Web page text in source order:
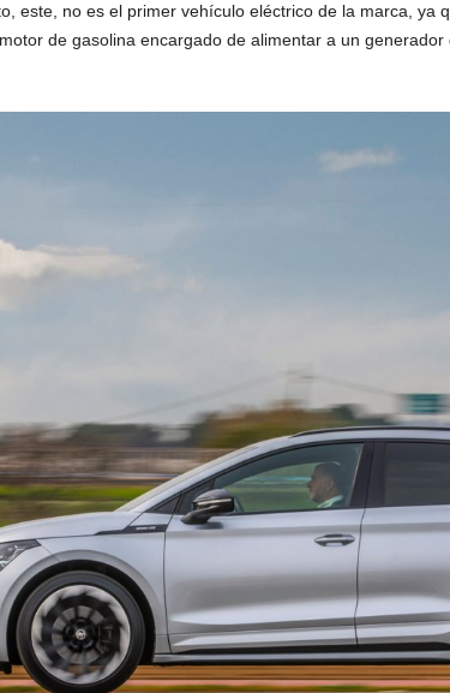
este, no es el primer vehículo eléctrico de la marca, ya
de gasolina encargado de alimentar a un